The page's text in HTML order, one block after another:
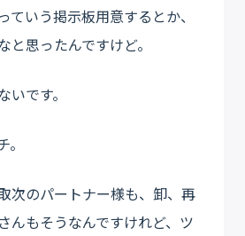
ていう掲示板用意するとか、
と思ったんですけど。
いです。
次のパートナー様も、卸、再
んもそうなんですけれど、ツ